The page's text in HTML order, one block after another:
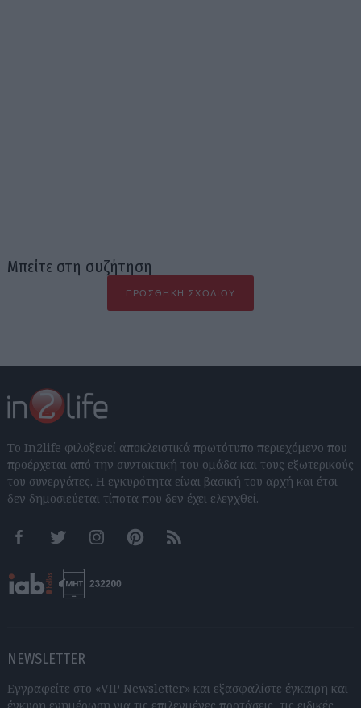
Μπείτε στη συζήτηση
ΠΡΟΣΘΉΚΗ ΣΧΟΛΊΟΥ
Το In2life φιλοξενεί αποκλειστικά πρωτότυπο περιεχόμενο που
προέρχεται από την συντακτική του ομάδα και τους εξωτερικούς
του συνεργάτες. Η εγκυρότητα είναι βασική του αρχή και έτσι
δεν δημοσιεύεται τίποτα που δεν έχει ελεγχθεί.
FacebookTwitter InstagramPinterestRSS feeds
NEWSLETTER
Εγγραφείτε στο «VIP Newsletter» και εξασφαλίστε έγκαιρη και